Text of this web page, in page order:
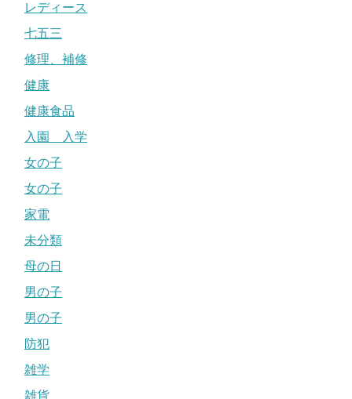
レディース
七五三
修理、補修
健康
健康食品
入園 入学
女の子
女の子
家電
未分類
母の日
男の子
男の子
防犯
雑学
雑貨